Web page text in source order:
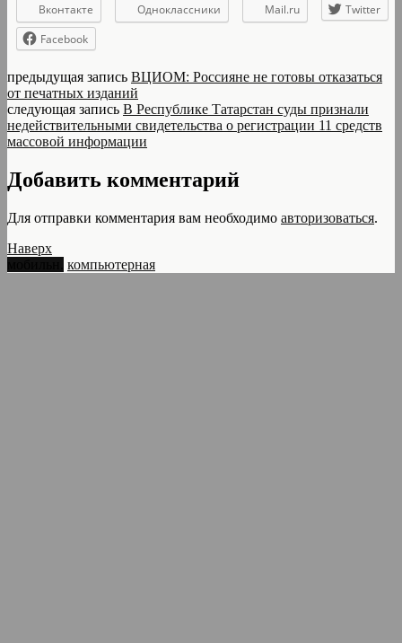
Вконтакте Одноклассники Mail.ru
Twitter
Facebook
предыдущая запись ВЦИОМ: Россияне не готовы отказаться
от печатных изданий
следующая запись В Республике Татарстан суды признали
недействительными свидетельства о регистрации 11 средств
массовой информации
Добавить комментарий
Для отправки комментария вам необходимо авторизоваться.
Наверх
компьютерная